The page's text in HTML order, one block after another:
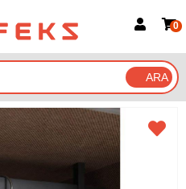
Google İle Bağlan
0